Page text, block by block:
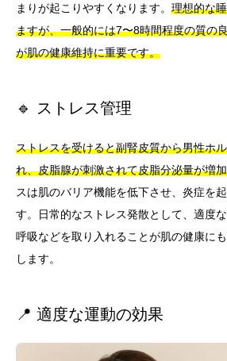
まりが起こりやすくなります。 理想的な
ますが、一般的には7〜8時間程度の質の
が肌の健康維持に重要です。
🔹 ストレス管理
ストレスを受けると副腎皮質から男性ホ
れ、皮脂腺が刺激されて皮脂分泌量が増
スは肌のバリア機能を低下させ、炎症を
す。日常的なストレス発散として、適度
呼吸などを取り入れることが肌の健康に
します。
📍 適度な運動の効果